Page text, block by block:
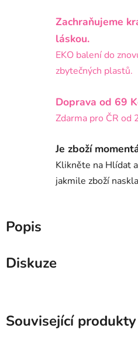
Zachraňujeme
láskou.
EKO balení do
zbytečných plastů.
Doprava od 69
Zdarma pro ČR od
Je zboží
Klikněte na Hlídat
jakmile zboží
Popis
Diskuze
Související produkty